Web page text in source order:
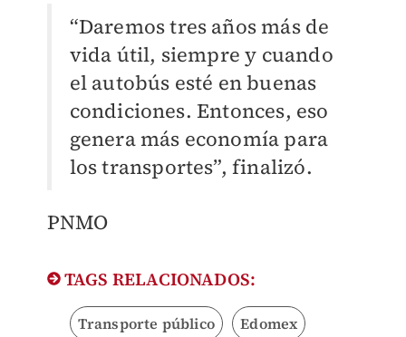
“Daremos tres años más de
vida útil, siempre y cuando
el autobús esté en buenas
condiciones. Entonces, eso
genera más economía para
los transportes”, finalizó.
PNMO
TAGS RELACIONADOS:
Transporte público Edomex